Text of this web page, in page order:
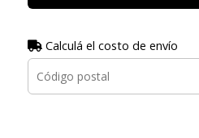
Calculá el costo de envío